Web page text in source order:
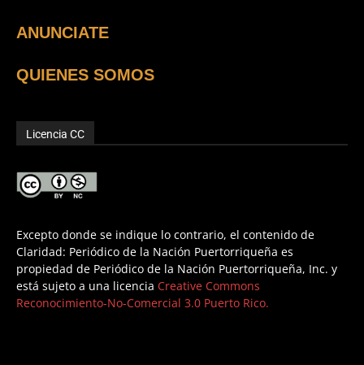
ANUNCIATE
QUIENES SOMOS
Licencia CC
Excepto donde se indique lo contrario, el contenido de
Claridad: Periódico de la Nación Puertorriqueña es
propiedad de Periódico de la Nación Puertorriqueña, Inc. y
está sujeto a una licencia Creative Commons
Reconocimiento-No-Comercial 3.0 Puerto Rico.